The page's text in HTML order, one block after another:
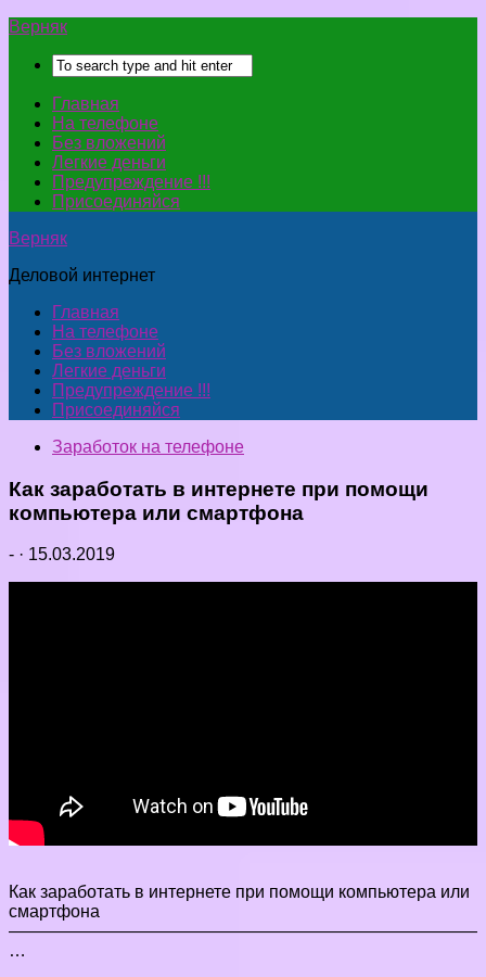
Верняк
Главная
На телефоне
Без вложений
Легкие деньги
Предупреждение !!!
Присоединяйся
Верняк
Деловой интернет
Главная
На телефоне
Без вложений
Легкие деньги
Предупреждение !!!
Присоединяйся
Заработок на телефоне
Как заработать в интернете при помощи
компьютера или смартфона
- · 15.03.2019
Как заработать в интернете при помощи компьютера или
смартфона
———————————————————————————
…